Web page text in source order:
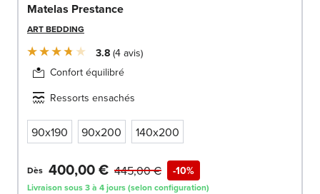
Matelas Prestance
ART BEDDING
3.8 4 avis
Confort équilibré
Ressorts ensachés
90x190 90x200 140x200
Dès 400,00 € -10%
445,00 €
Livraison sous 3 à 4 jours (selon configuration)